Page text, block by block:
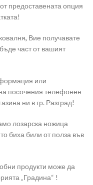
предоставената опция
, Вие получавате
част от вашият
или
посочения телефонен
ни в гр. Разград!
лозарска ножица
биха били от полза във
продукти може да
„Градина“ !